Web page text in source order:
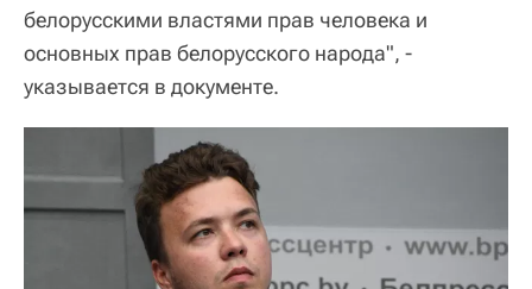
белорусскими властями прав человека и
основных прав белорусского народа", -
указывается в документе.